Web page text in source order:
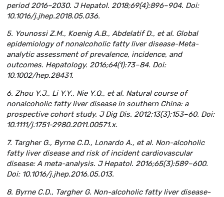
period 2016–2030. J Hepatol. 2018;69(4):896–904. Doi:
10.1016/j.jhep.2018.05.036.
5. Younossi Z.M., Koenig A.B., Abdelatif D., et al. Global
epidemiology of nonalcoholic fatty liver disease-Meta-
analytic assessment of prevalence, incidence, and
outcomes. Hepatology. 2016;64(1):73–84. Doi:
10.1002/hep.28431.
6. Zhou Y.J., Li Y.Y., Nie Y.Q., et al. Natural course of
nonalcoholic fatty liver disease in southern China: a
prospective cohort study. J Dig Dis. 2012;13(3):153–60. Doi:
10.1111/j.1751-2980.2011.00571.x.
7. Targher G., Byrne C.D., Lonardo A., et al. Non-alcoholic
fatty liver disease and risk of incident cardiovascular
disease: A meta-analysis. J Hepatol. 2016;65(3):589–600.
Doi: 10.1016/j.jhep.2016.05.013.
8. Byrne C.D., Targher G. Non-alcoholic fatty liver disease-